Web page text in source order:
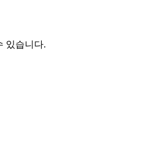
있습니다.